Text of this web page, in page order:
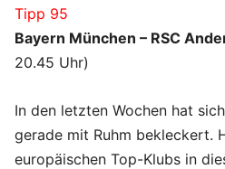
Tipp 95
Bayern München – RSC
20.45 Uhr)
In den letzten Wochen hat
gerade mit Ruhm bekleckert.
europäischen Top-Klubs in